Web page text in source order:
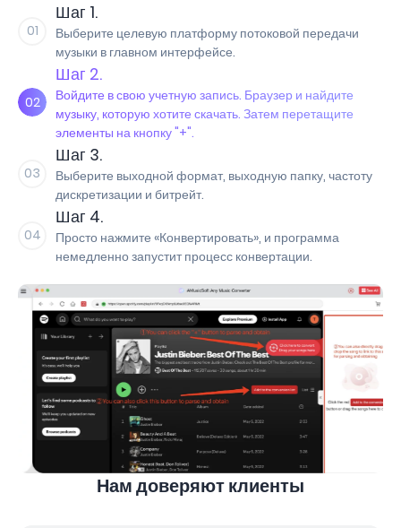
01
Шаг 1.
Выберите целевую платформу потоковой передачи
музыки в главном интерфейсе.
02
Шаг 2.
Войдите в свою учетную запись. Браузер и найдите
музыку, которую хотите скачать. Затем перетащите
элементы на кнопку "+".
03
Шаг 3.
Выберите выходной формат, выходную папку, частоту
дискретизации и битрейт.
04
Шаг 4.
Просто нажмите «Конвертировать», и программа
немедленно запустит процесс конвертации.
Нам доверяют клиенты